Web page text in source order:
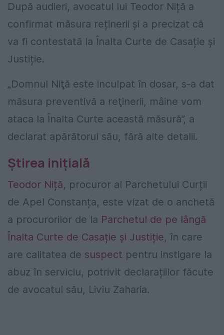
După audieri, avocatul lui Teodor Niță a
confirmat măsura reținerii și a precizat că
va fi contestată la Înalta Curte de Casație și
Justiție.
„Domnul Niţă este inculpat în dosar, s-a dat
măsura preventivă a reţinerii, mâine vom
ataca la Înalta Curte această măsură”, a
declarat apărătorul său, fără alte detalii.
Știrea inițială
Teodor Niță, procuror al Parchetului Curții
de Apel Constanța, este vizat de o anchetă
a procurorilor de la Parchetul de pe lângă
Înalta Curte de Casație și Justiție, în care
are calitatea de suspect pentru instigare la
abuz în serviciu, potrivit declarațiilor făcute
de avocatul său, Liviu Zaharia.